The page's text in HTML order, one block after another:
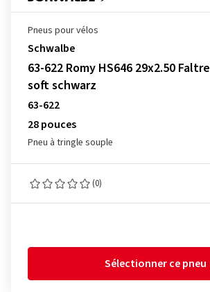
Pneus pour vélos
Schwalbe
63-622 Romy HS646 29x2.50
soft schwarz
63-622
28 pouces
Pneu à tringle souple
(0)
Sélectionner ce pneu